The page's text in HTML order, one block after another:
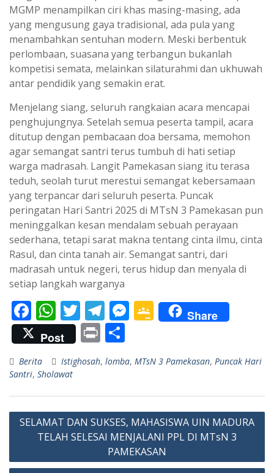
MGMP menampilkan ciri khas masing-masing, ada
yang mengusung gaya tradisional, ada pula yang
menambahkan sentuhan modern. Meski berbentuk
perlombaan, suasana yang terbangun bukanlah
kompetisi semata, melainkan silaturahmi dan ukhuwah
antar pendidik yang semakin erat.
Menjelang siang, seluruh rangkaian acara mencapai
penghujungnya. Setelah semua peserta tampil, acara
ditutup dengan pembacaan doa bersama, memohon
agar semangat santri terus tumbuh di hati setiap
warga madrasah. Langit Pamekasan siang itu terasa
teduh, seolah turut merestui semangat kebersamaan
yang terpancar dari seluruh peserta. Puncak
peringatan Hari Santri 2025 di MTsN 3 Pamekasan pun
meninggalkan kesan mendalam sebuah perayaan
sederhana, tetapi sarat makna tentang cinta ilmu, cinta
Rasul, dan cinta tanah air. Semangat santri, dari
madrasah untuk negeri, terus hidup dan menyala di
setiap langkah warganya
F
ac
e
b
o
o
k
W
h
at
s
A
p
p
T
w
itt
er
T
el
e
gr
a
m
M
e
n
g
er
G
o
gl
e
Cl
as
sr
o
Share
Post
Pr
in
t
h
ar
e
Berita Istighosah, lomba, MTsN 3 Pamekasan, Puncak Hari
Santri, Sholawat
Navigasi
SELAMAT DAN SUKSES, MAHASISWA UIN MADURA
TELAH SELESAI MENJALANI PPL DI MTsN 3
PAMEKASAN